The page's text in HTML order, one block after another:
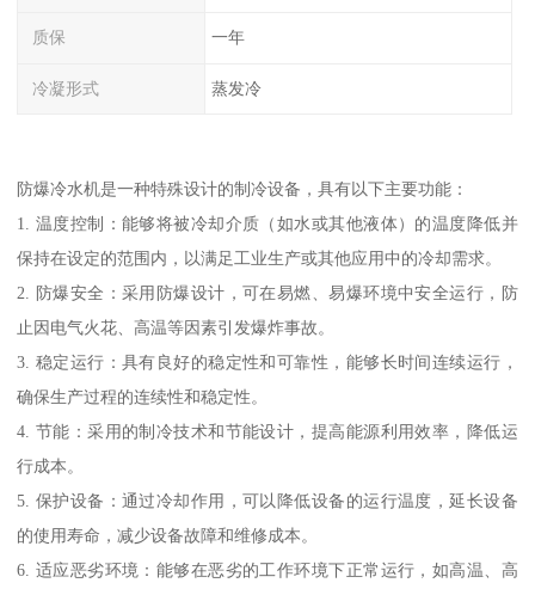
质保 一年
冷凝形式 蒸发冷
防爆冷水机是一种特殊设计的制冷设备，具有以下主要功能：
1. 温度控制：能够将被冷却介质（如水或其他液体）的温度降低并
保持在设定的范围内，以满足工业生产或其他应用中的冷却需求。
2. 防爆安全：采用防爆设计，可在易燃、易爆环境中安全运行，防
止因电气火花、高温等因素引发爆炸事故。
3. 稳定运行：具有良好的稳定性和可靠性，能够长时间连续运行，
确保生产过程的连续性和稳定性。
4. 节能：采用的制冷技术和节能设计，提高能源利用效率，降低运
行成本。
5. 保护设备：通过冷却作用，可以降低设备的运行温度，延长设备
的使用寿命，减少设备故障和维修成本。
6. 适应恶劣环境：能够在恶劣的工作环境下正常运行，如高温、高